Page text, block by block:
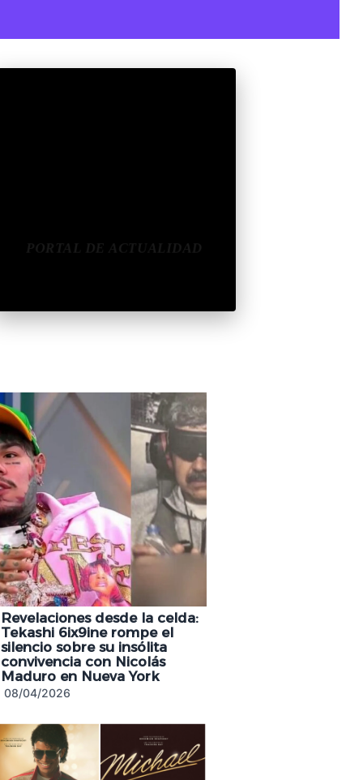
CONTACTAR
Revelaciones desde la celda:
Tekashi 6ix9ine rompe el
silencio sobre su insólita
convivencia con Nicolás
Maduro en Nueva York
08/04/2026